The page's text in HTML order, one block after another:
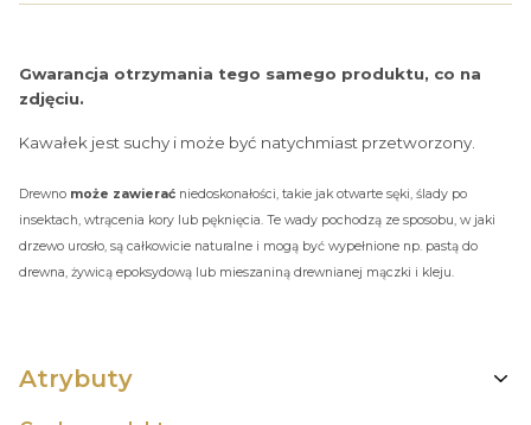
Gwarancja otrzymania tego samego produktu, co na
zdjęciu.
Kawałek jest suchy i może być natychmiast przetworzony.
Drewno może zawierać niedoskonałości, takie jak otwarte sęki, ślady po
insektach, wtrącenia kory lub pęknięcia. Te wady pochodzą ze sposobu, w jaki
drzewo urosło, są całkowicie naturalne i mogą być wypełnione np. pastą do
drewna, żywicą epoksydową lub mieszaniną drewnianej mączki i kleju.
Atrybuty